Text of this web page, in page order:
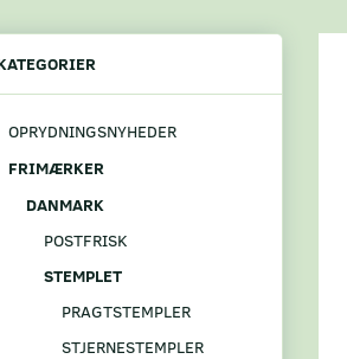
OPRYDNINGSNYHEDER
FRIMÆRKER
DANMARK
POSTFRISK
STEMPLET
PRAGTSTEMPLER
STJERNESTEMPLER